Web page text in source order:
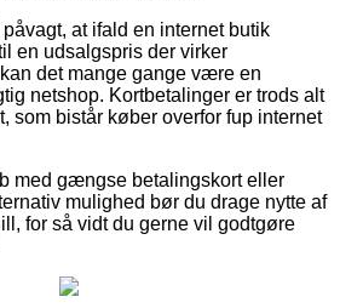
at ifald en internet butik
en udsalgspris der virker
det mange gange være en
netshop. Kortbetalinger er trods alt
som bistår køber overfor fup internet
med gængse betalingskort eller
mulighed bør du drage nytte af
for så vidt du gerne vil godtgøre